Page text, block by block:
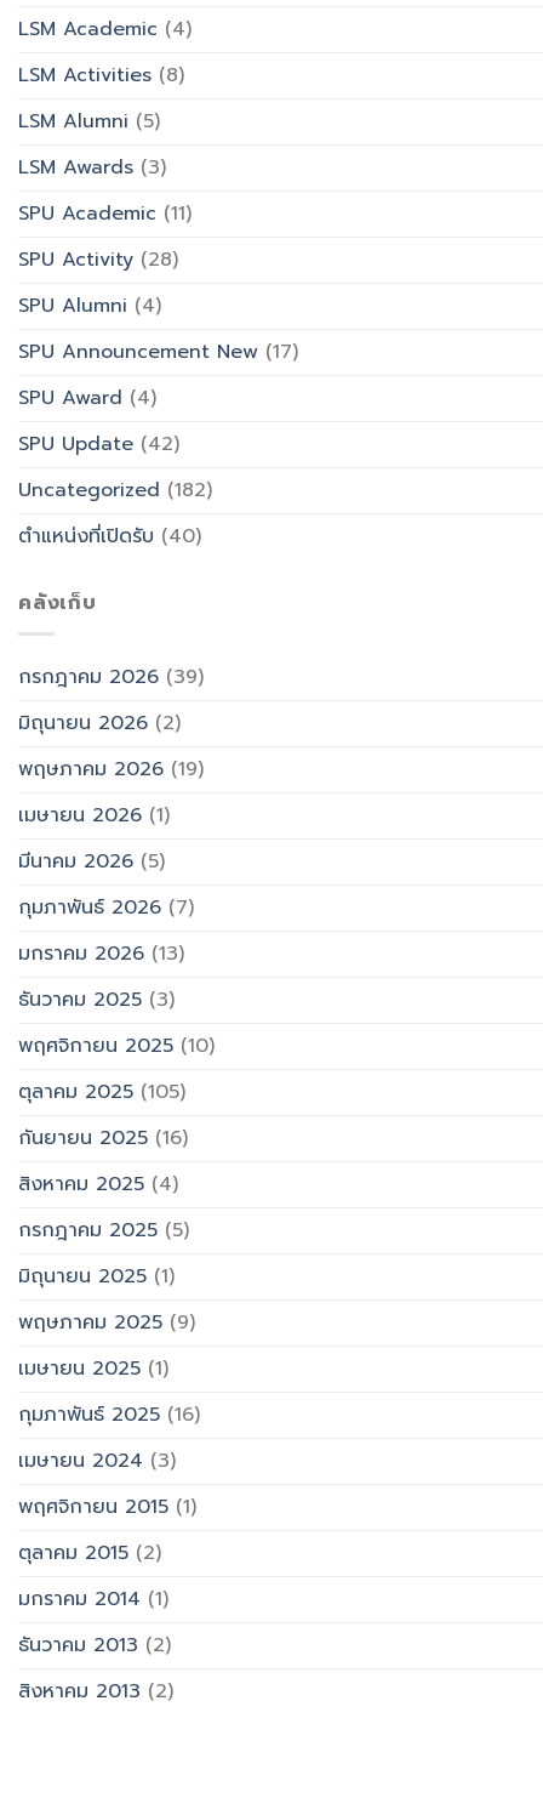
LSM Academic (4)
LSM Activities (8)
LSM Alumni (5)
LSM Awards (3)
SPU Academic (11)
SPU Activity (28)
SPU Alumni (4)
SPU Announcement New (17)
SPU Award (4)
SPU Update (42)
Uncategorized (182)
ตำแหน่งที่เปิดรับ (40)
คลังเก็บ
กรกฎาคม 2026 (39)
มิถุนายน 2026 (2)
พฤษภาคม 2026 (19)
เมษายน 2026 (1)
มีนาคม 2026 (5)
กุมภาพันธ์ 2026 (7)
มกราคม 2026 (13)
ธันวาคม 2025 (3)
พฤศจิกายน 2025 (10)
ตุลาคม 2025 (105)
กันยายน 2025 (16)
สิงหาคม 2025 (4)
กรกฎาคม 2025 (5)
มิถุนายน 2025 (1)
พฤษภาคม 2025 (9)
เมษายน 2025 (1)
กุมภาพันธ์ 2025 (16)
เมษายน 2024 (3)
พฤศจิกายน 2015 (1)
ตุลาคม 2015 (2)
มกราคม 2014 (1)
ธันวาคม 2013 (2)
สิงหาคม 2013 (2)